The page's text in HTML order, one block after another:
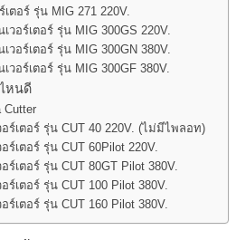
ตอร์ รุ่น MIG 271 220V.
วอร์เตอร์ รุ่น MIG 300GS 220V.
วอร์เตอร์ รุ่น MIG 300GN 380V.
วอร์เตอร์ รุ่น MIG 300GF 380V.
หนดี
Cutter
ร์เตอร์ รุ่น CUT 40 220V. (ไม่มีไพลอท)
ร์เตอร์ รุ่น CUT 60Pilot 220V.
ร์เตอร์ รุ่น CUT 80GT Pilot 380V.
ร์เตอร์ รุ่น CUT 100 Pilot 380V.
ร์เตอร์ รุ่น CUT 160 Pilot 380V.